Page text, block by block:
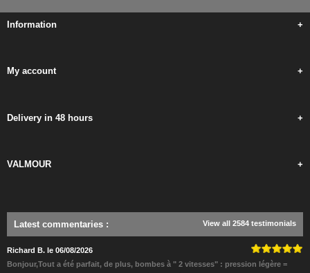
Information +
My account +
Delivery in 48 hours +
VALMOUR +
Latest commentaries : View all 2584 testimonials
Richard B. le 06/08/2026
Bonjour,Tout a été parfait, de plus, bombes à " 2 vitesses" : pression légère =